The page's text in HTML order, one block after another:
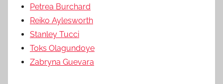
Petrea Burchard
Reiko Aylesworth
Stanley Tucci
Toks Olagundoye
Zabryna Guevara